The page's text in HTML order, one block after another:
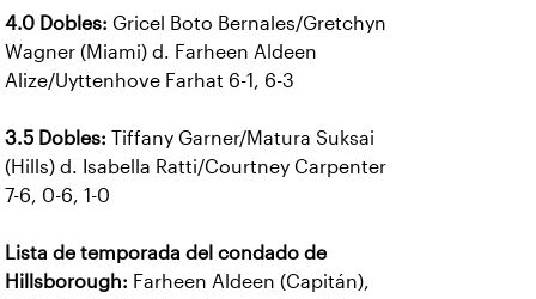
4.0 Dobles: Gricel Boto Bernales/Gretchyn
Wagner (Miami) d. Farheen Aldeen
Alize/Uyttenhove Farhat 6-1, 6-3
3.5 Dobles: Tiffany Garner/Matura Suksai
(Hills) d. Isabella Ratti/Courtney Carpenter
7-6, 0-6, 1-0
Lista de temporada del condado de
Hillsborough: Farheen Aldeen (Capitán),